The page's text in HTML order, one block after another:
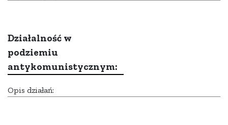
Działalność w
podziemiu
antykomunistycznym:
Opis działań: